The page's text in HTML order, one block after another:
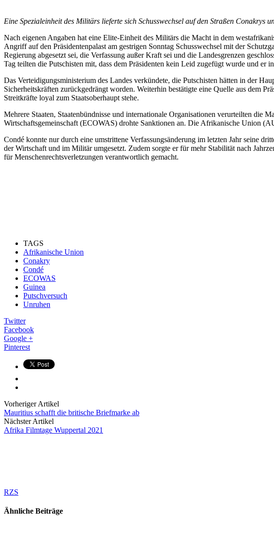
Eine Spezialeinheit des Militärs lieferte sich Schusswechsel auf den Straßen Conakrys
Nach eigenen Angaben hat eine Elite-Einheit des Militärs die Macht in dem
Angriff auf den Präsidentenpalast am gestrigen Sonntag Schusswechsel mit der
Regierung abgesetzt sei, die Verfassung außer Kraft sei und die Landesgrenzen
Tag teilten die Putschisten mit, dass dem Präsidenten kein Leid zugefügt wurde und er
Das Verteidigungsministerium des Landes verkündete, die Putschisten hätten in der
Sicherheitskräften zurückgedrängt worden. Weiterhin bestätigte eine Quelle aus dem
Streitkräfte loyal zum Staatsoberhaupt stehe.
Mehrere Staaten, Staatenbündnisse und internationale Organisationen verurteilten die
Wirtschaftsgemeinschaft (ECOWAS) drohte Sanktionen an. Die Afrikanische Union
Condé konnte nur durch eine umstrittene Verfassungsänderung im letzten Jahr seine
der Wirtschaft und im Militär umgesetzt. Zudem sorgte er für mehr Stabilität nach
für Menschenrechtsverletzungen verantwortlich gemacht.
TAGS
Afrikanische Union
Conakry
Condé
ECOWAS
Guinea
Putschversuch
Unruhen
Twitter
Facebook
Google +
Pinterest
Vorheriger Artikel
Mauritius schafft die britische Briefmarke ab
Nächster Artikel
Afrika Filmtage Wuppertal 2021
RZS
Ähnliche Beiträge